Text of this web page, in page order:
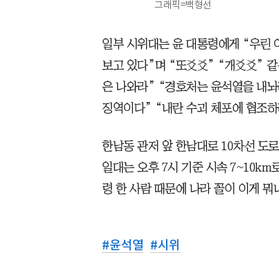
그래픽=백형선
일부 시위대는 윤 대통령에게 “우린
보고 있다”며 “또” “개” 같
은 나와라” “경호처는 윤석열을 내
징역이다” “내란 수괴 체포에 협조
한남동 관저 앞 한남대로 10차선 도
일대는 오후 7시 기준 시속 7~10km
령 한 사람 때문에 나라 꼴이 이게
#윤석열 #시위